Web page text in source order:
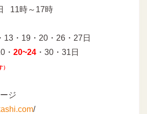
時～17時
・19・20・26・27日
・ 20~24 ・30・31日
ジ
/